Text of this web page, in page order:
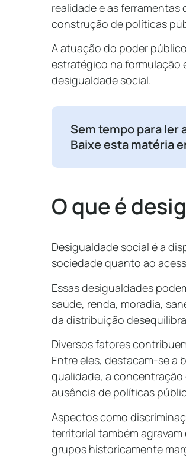
realidade e as
construção de políticas
A atuação do poder
estratégico na formulação
desigualdade social.
Sem tempo para ler
Baixe esta matéria
O que é
Desigualdade social é a
sociedade quanto ao
Essas desigualdades
saúde, renda, moradia,
da distribuição
Diversos fatores
Entre eles, destacam-se a
qualidade, a concentração
ausência de políticas
Aspectos como
territorial também
grupos historicamente